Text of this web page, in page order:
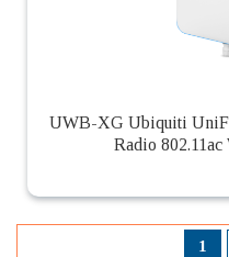
UWB-XG Ubiquiti
Radio
1